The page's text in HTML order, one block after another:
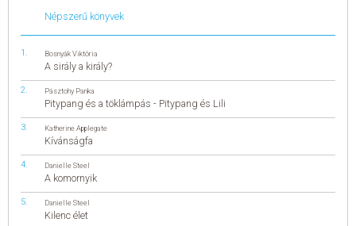
Népszerű könyvek
Bosnyák Viktória
A sirály a király?
Pásztohy Panka
Pitypang és a töklámpás - Pitypang és Lili
Katherine Applegate
Kívánságfa
Danielle Steel
A komornyik
Danielle Steel
Kilenc élet